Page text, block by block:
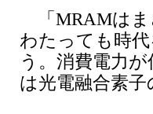
「MRAMはま
わたっても時
う。消費電力
は光電融合素